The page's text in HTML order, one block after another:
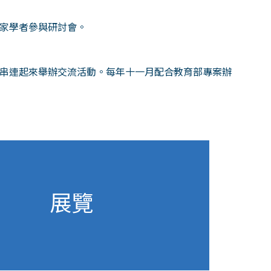
學者參與研討會。
連起來舉辦交流活動。每年十一月配合教育部專案辦
展覽